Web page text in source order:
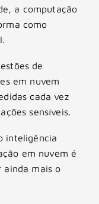
a computação
como
de
em nuvem
cada vez
sensíveis.
inteligência
em nuvem é
ainda mais o